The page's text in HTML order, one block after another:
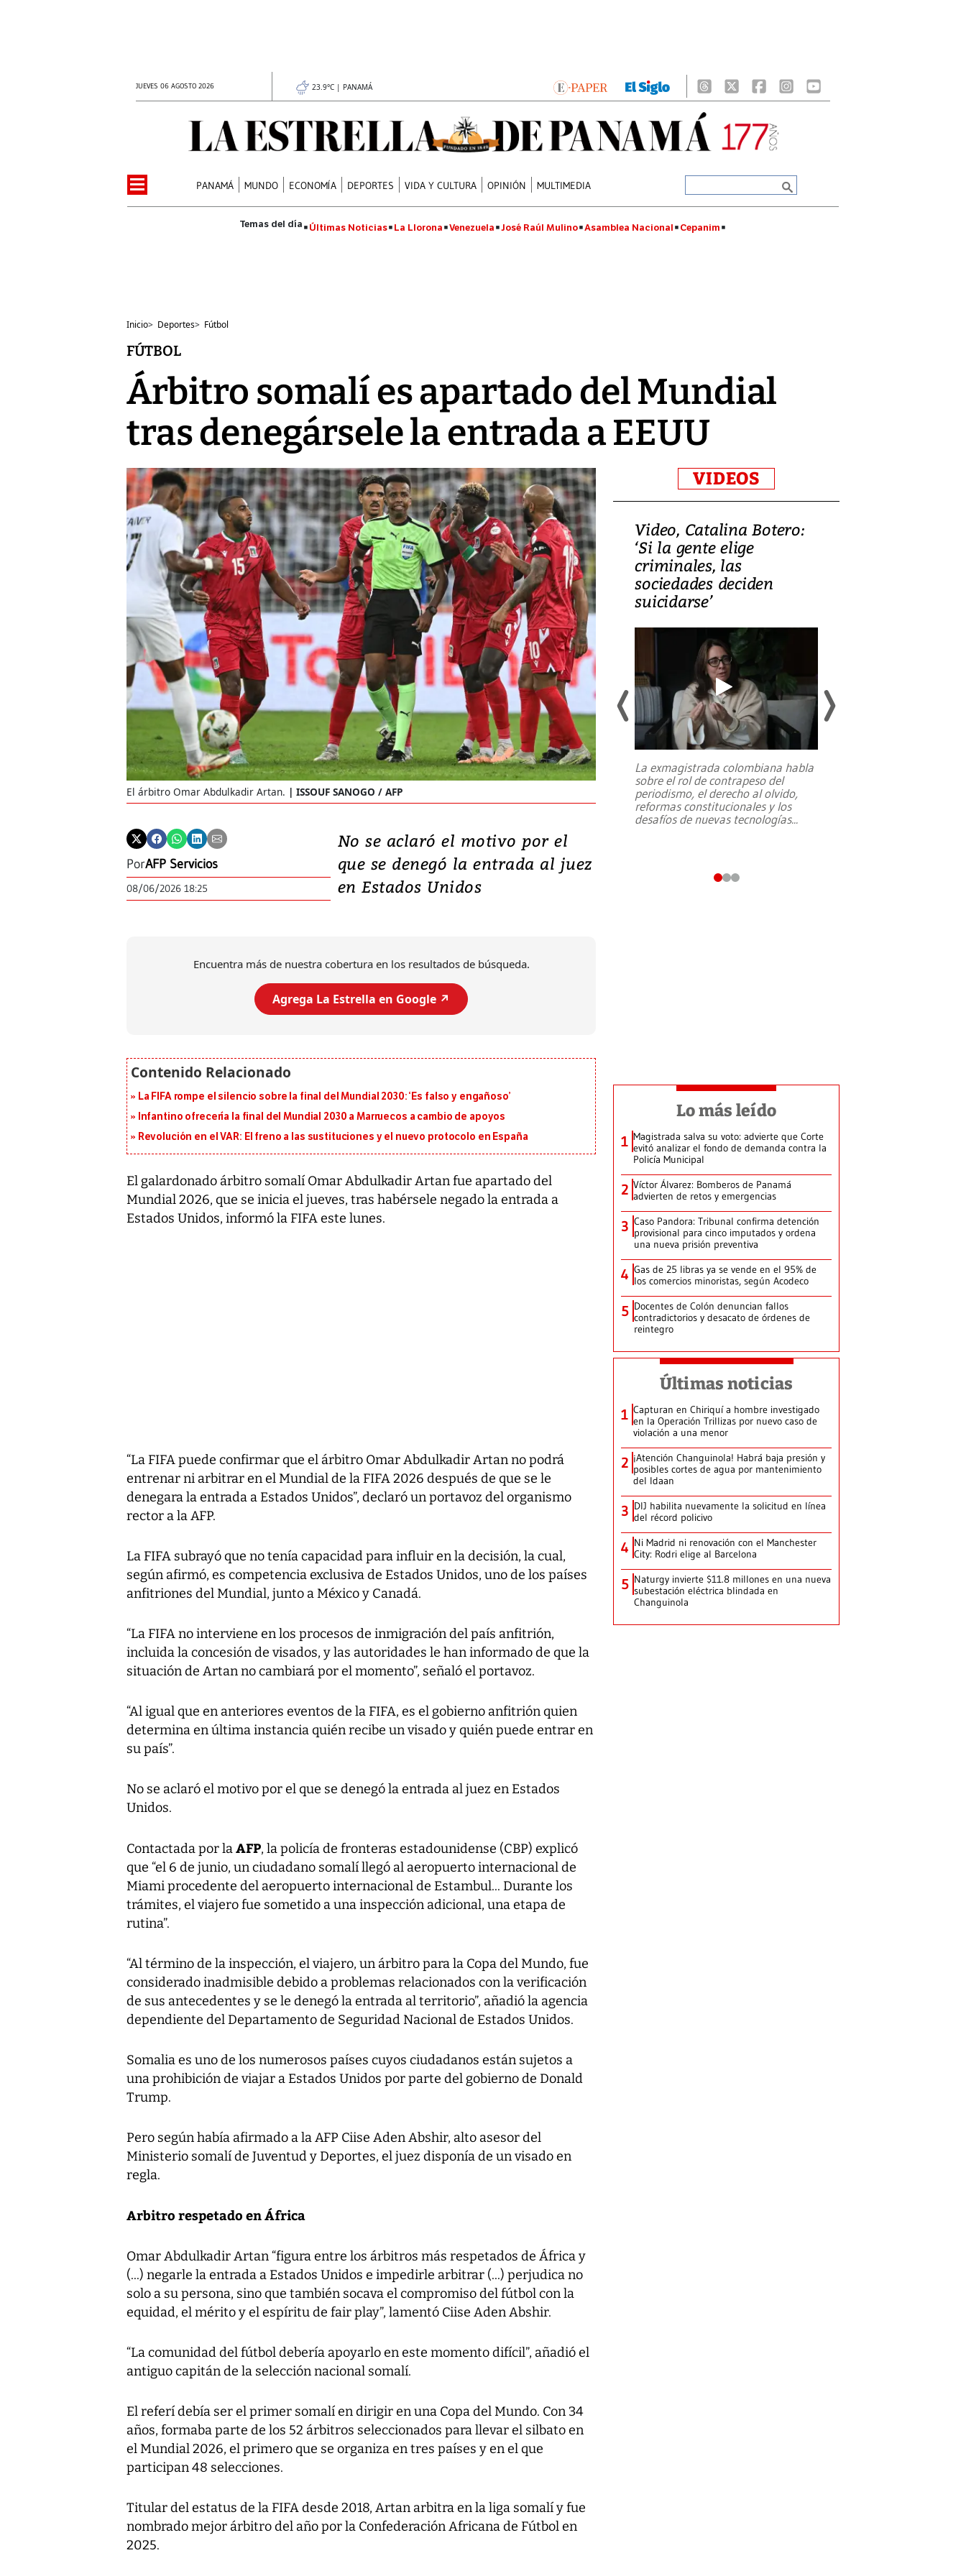
JUEVES 06 AGOSTO 2026 23.9°C | PANAMÁ
PANAMÁ MUNDO ECONOMÍA DEPORTES VIDA Y CULTURA OPINIÓN MULTIMEDIA
Últimas Noticias La Llorona Venezuela José Raúl Mulino Asamblea Nacional Cepanim
Inicio> Deportes> Fútbol
FÚTBOL
Árbitro somalí es apartado del Mundial
tras denegársele la entrada a EEUU
El árbitro Omar Abdulkadir Artan. ISSOUF SANOGO / AFP
PorAFP Servicios
08/06/2026 18:25
No se aclaró el motivo por el
que se denegó la entrada al juez
en Estados Unidos
Encuentra más de nuestra cobertura en los resultados de búsqueda.
Agrega La Estrella en Google ↗️
La FIFA rompe el silencio sobre la final del Mundial 2030: ‘Es falso y engañoso’
Infantino ofrecería la final del Mundial 2030 a Marruecos a cambio de apoyos
Revolución en el VAR: El freno a las sustituciones y el nuevo protocolo en España
El galardonado árbitro somalí Omar Abdulkadir Artan fue apartado del
Mundial 2026, que se inicia el jueves, tras habérsele negado la entrada a
Estados Unidos, informó la FIFA este lunes.
“La FIFA puede confirmar que el árbitro Omar Abdulkadir Artan no podrá
entrenar ni arbitrar en el Mundial de la FIFA 2026 después de que se le
denegara la entrada a Estados Unidos”, declaró un portavoz del organismo
rector a la AFP.
La FIFA subrayó que no tenía capacidad para influir en la decisión, la cual,
según afirmó, es competencia exclusiva de Estados Unidos, uno de los países
anfitriones del Mundial, junto a México y Canadá.
“La FIFA no interviene en los procesos de inmigración del país anfitrión,
incluida la concesión de visados, y las autoridades le han informado de que la
situación de Artan no cambiará por el momento”, señaló el portavoz.
“Al igual que en anteriores eventos de la FIFA, es el gobierno anfitrión quien
determina en última instancia quién recibe un visado y quién puede entrar en
su país”.
No se aclaró el motivo por el que se denegó la entrada al juez en Estados
Unidos.
Contactada por laAFP, la policía de fronteras estadounidense (CBP) explicó
que “el 6 de junio, un ciudadano somalí llegó al aeropuerto internacional de
Miami procedente del aeropuerto internacional de Estambul... Durante los
trámites, el viajero fue sometido a una inspección adicional, una etapa de
rutina”.
“Al término de la inspección, el viajero, un árbitro para la Copa del Mundo, fue
considerado inadmisible debido a problemas relacionados con la verificación
de sus antecedentes y se le denegó la entrada al territorio”, añadió la agencia
dependiente del Departamento de Seguridad Nacional de Estados Unidos.
Somalia es uno de los numerosos países cuyos ciudadanos están sujetos a
una prohibición de viajar a Estados Unidos por parte del gobierno de Donald
Trump.
Pero según había afirmado a la AFP Ciise Aden Abshir, alto asesor del
Ministerio somalí de Juventud y Deportes, el juez disponía de un visado en
regla.
Arbitro respetado en África
Omar Abdulkadir Artan “figura entre los árbitros más respetados de África y
(...) negarle la entrada a Estados Unidos e impedirle arbitrar (...) perjudica no
solo a su persona, sino que también socava el compromiso del fútbol con la
equidad, el mérito y el espíritu de fair play”, lamentó Ciise Aden Abshir.
“La comunidad del fútbol debería apoyarlo en este momento difícil”, añadió el
antiguo capitán de la selección nacional somalí.
El referí debía ser el primer somalí en dirigir en una Copa del Mundo. Con 34
años, formaba parte de los 52 árbitros seleccionados para llevar el silbato en
el Mundial 2026, el primero que se organiza en tres países y en el que
participan 48 selecciones.
Titular del estatus de la FIFA desde 2018, Artan arbitra en la liga somalí y fue
nombrado mejor árbitro del año por la Confederación Africana de Fútbol en
2025.
VIDEOS
Video, Japón: Terremoto
deja heridos y graves
daños en Kumamoto
Un fuerte terremoto de magnitud
7,1 se registró este martes 28 de
julio en la prefectura de Kumamoto,
al sur de Japón, provocando una
emergencia de gran...
Video, Catalina Botero:
‘Si la gente elige
criminales, las
sociedades deciden
suicidarse’
La exmagistrada colombiana habla
sobre el rol de contrapeso del
periodismo, el derecho al olvido,
reformas constitucionales y los
desafíos de nuevas tecnologías...
Lo más leído
1 Magistrada salva su voto: advierte que Corte
evitó analizar el fondo de demanda contra la
Policía Municipal
2 Víctor Álvarez: Bomberos de Panamá
advierten de retos y emergencias
3 Caso Pandora: Tribunal confirma detención
provisional para cinco imputados y ordena
una nueva prisión preventiva
4 Gas de 25 libras ya se vende en el 95% de
los comercios minoristas, según Acodeco
5 Docentes de Colón denuncian fallos
contradictorios y desacato de órdenes de
reintegro
Últimas noticias
1 Capturan en Chiriquí a hombre investigado
en la Operación Trillizas por nuevo caso de
violación a una menor
2 ¡Atención Changuinola! Habrá baja presión y
posibles cortes de agua por mantenimiento
del Idaan
3 DIJ habilita nuevamente la solicitud en línea
del récord policivo
4 Ni Madrid ni renovación con el Manchester
City: Rodri elige al Barcelona
5 Naturgy invierte $11.8 millones en una nueva
subestación eléctrica blindada en
Changuinola